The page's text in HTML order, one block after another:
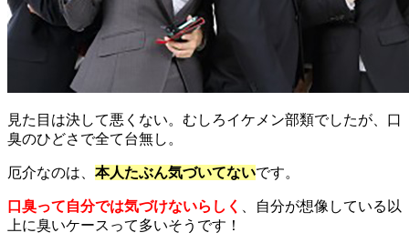
見た目は決して悪くない。むしろイケメン部類でしたが、口
臭のひどさで全て台無し。
厄介なのは、 本人たぶん気づいてないです。
口臭って自分では気づけないらしく
、自分が想像している以
上に臭いケースって多いそうです！